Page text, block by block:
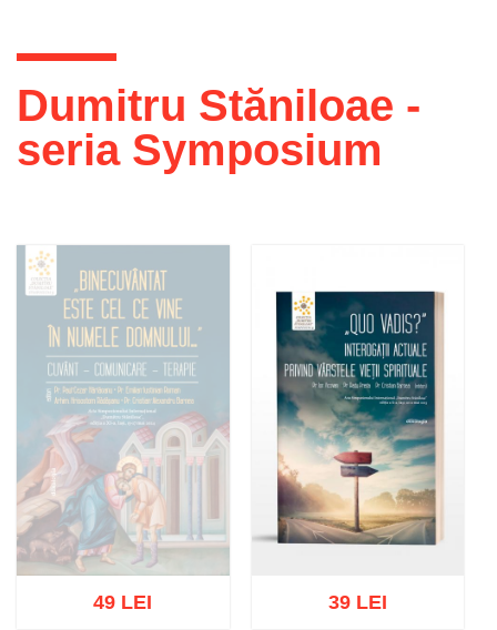
Eşti aici
Dumitru Stăniloae -
seria Symposium
49 LEI 39 LEI